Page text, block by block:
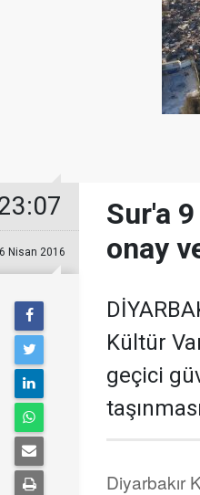
Nisan 2016
Sur'a
onay
Kültür
geçici
Diyarbakır